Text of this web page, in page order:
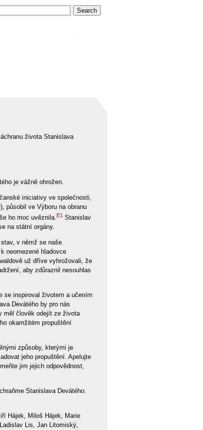
života Stanislava
je vážně ohrožen.
iniciativy ve společnosti,
působil ve Výboru na obranu
ho moc uvěznila.E1 Stanislav
na státní orgány.
v němž se naše
neomezené hladovce
už dříve vyhrožovali, že
aby zdůraznil nesouhlas
se inspiroval životem a učením
Devátého by pro nás
měl člověk odejít ze života
okamžitém propuštění
způsoby, kterými je
jeho propuštění. Apelujte
jim jejich odpovědnost,
Stanislava Devátého.
Hájek, Miloš Hájek, Marie
Lis, Jan Litomiský,